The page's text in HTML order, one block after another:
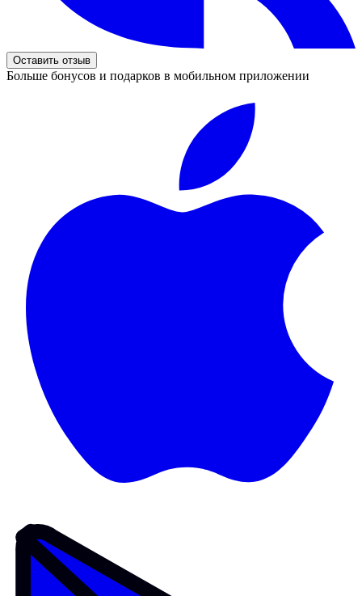
Оставить отзыв
Больше бонусов и подарков в мобильном приложении